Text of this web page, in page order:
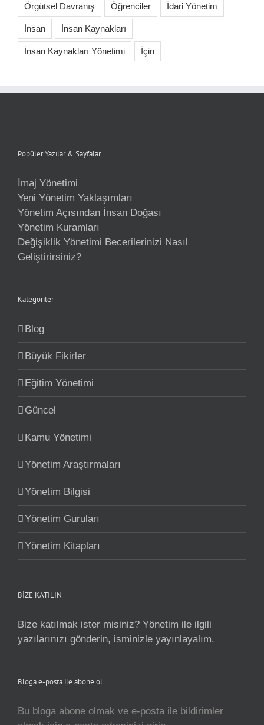
Örgütsel Davranış Öğrenciler İdari Yönetim
İnsan İnsan Kaynakları
İnsan Kaynakları Yönetimi İçin
Popüler Yazılar & Sayfalar
İmaj Yönetimi
Yeni Yönetim Yaklaşımları
Yönetim Açısından İnsan Doğası
Yönetim Kuramları
Değişiklik Yönetimi Becerilerinizi Nasıl
Geliştirirsiniz?
Kategoriler
Blog
Büyük Fikirler
Eğitim Yönetimi
Güncel
Kamu Yönetimi
Yönetim Araştırmaları
Yönetim Bilgisi
Yönetim Guruları
Yönetim Kitapları
BİZE KATILIN
Bize katılmak ister misiniz? Yönetim ile ilgili
yazılarınızı gönderin, isminizle yayınlayalım.
Bloga e-posta ile abone ol
Bu bloga abone olmak ve e-posta ile bildirimler